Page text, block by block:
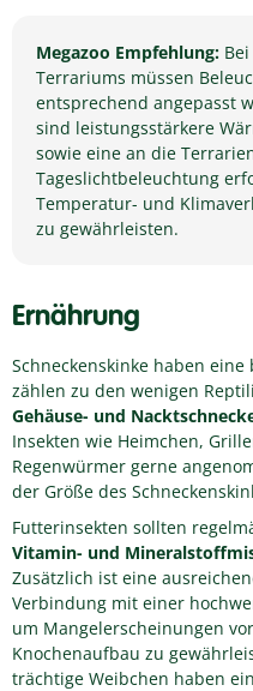
Megazoo Empfehlung:
Terrariums müssen
entsprechend angepasst
sind leistungsstärkere
sowie eine an die
Tageslichtbeleuchtung
Temperatur- und
zu gewährleisten.
Ernährung
Schneckenskinke haben
zählen zu den wenigen
Gehäuse- und
Insekten wie Heimchen,
Regenwürmer gerne
der Größe des
Futterinsekten sollten
Vitamin- und
Zusätzlich ist eine
Verbindung mit einer
um Mangelerscheinungen
Knochenaufbau zu
trächtige Weibchen haben